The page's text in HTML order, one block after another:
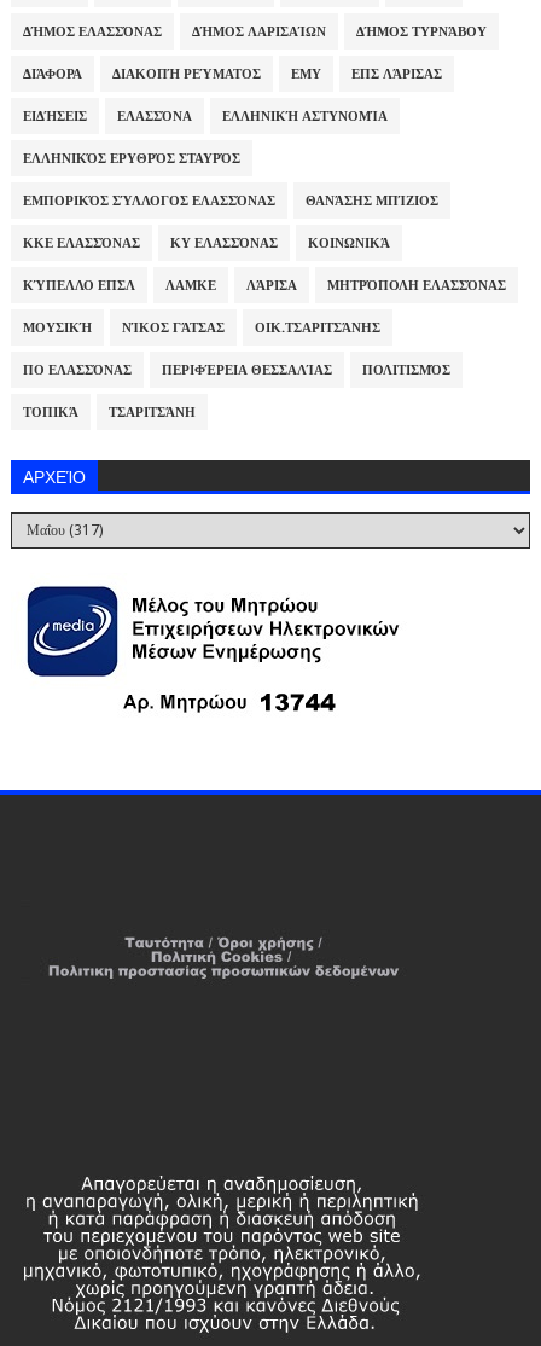
ΔΉΜΟΣ ΕΛΑΣΣΌΝΑΣ ΔΉΜΟΣ ΛΑΡΙΣΑΊΩΝ ΔΉΜΟΣ ΤΥΡΝΆΒΟΥ
ΔΙΆΦΟΡΑ ΔΙΑΚΟΠΉ ΡΕΎΜΑΤΟΣ ΕΜΥ ΕΠΣ ΛΆΡΙΣΑΣ
ΕΙΔΉΣΕΙΣ ΕΛΑΣΣΌΝΑ ΕΛΛΗΝΙΚΉ ΑΣΤΥΝΟΜΊΑ
ΕΛΛΗΝΙΚΌΣ ΕΡΥΘΡΌΣ ΣΤΑΥΡΌΣ
ΕΜΠΟΡΙΚΌΣ ΣΎΛΛΟΓΟΣ ΕΛΑΣΣΌΝΑΣ ΘΑΝΆΣΗΣ ΜΠΊΖΙΟΣ
ΚΚΕ ΕΛΑΣΣΌΝΑΣ ΚΥ ΕΛΑΣΣΌΝΑΣ ΚΟΙΝΩΝΙΚΆ
ΚΎΠΕΛΛΟ ΕΠΣΛ ΛΑΜΚΕ ΛΆΡΙΣΑ ΜΗΤΡΌΠΟΛΗ ΕΛΑΣΣΌΝΑΣ
ΜΟΥΣΙΚΉ ΝΊΚΟΣ ΓΆΤΣΑΣ ΟΙΚ.ΤΣΑΡΙΤΣΆΝΗΣ
ΠΟ ΕΛΑΣΣΌΝΑΣ ΠΕΡΙΦΈΡΕΙΑ ΘΕΣΣΑΛΊΑΣ ΠΟΛΙΤΙΣΜΌΣ
ΤΟΠΙΚΆ ΤΣΑΡΙΤΣΆΝΗ
ΑΡΧΕΊΟ